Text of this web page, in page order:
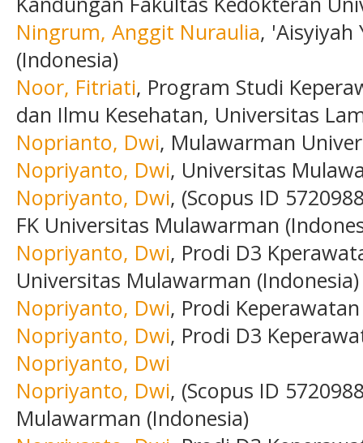
Ningrum, Anggit Nuraulia, 'Aisyiyah
(Indonesia)
Noor, Fitriati, Program Studi
dan Ilmu Kesehatan, Universitas
Noprianto, Dwi, Mulawarman
Nopriyanto, Dwi, Universitas
Nopriyanto, Dwi, (Scopus ID
FK Universitas Mulawarman
Nopriyanto, Dwi, Prodi D3
Universitas Mulawarman (Indonesia)
Nopriyanto, Dwi, Prodi
Nopriyanto, Dwi, Prodi D3
Nopriyanto, Dwi
Nopriyanto, Dwi, (Scopus ID
Mulawarman (Indonesia)